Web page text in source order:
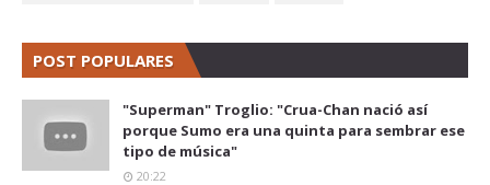
POST POPULARES
"Superman" Troglio: "Crua-Chan nació así
porque Sumo era una quinta para sembrar ese
tipo de música"
20:22